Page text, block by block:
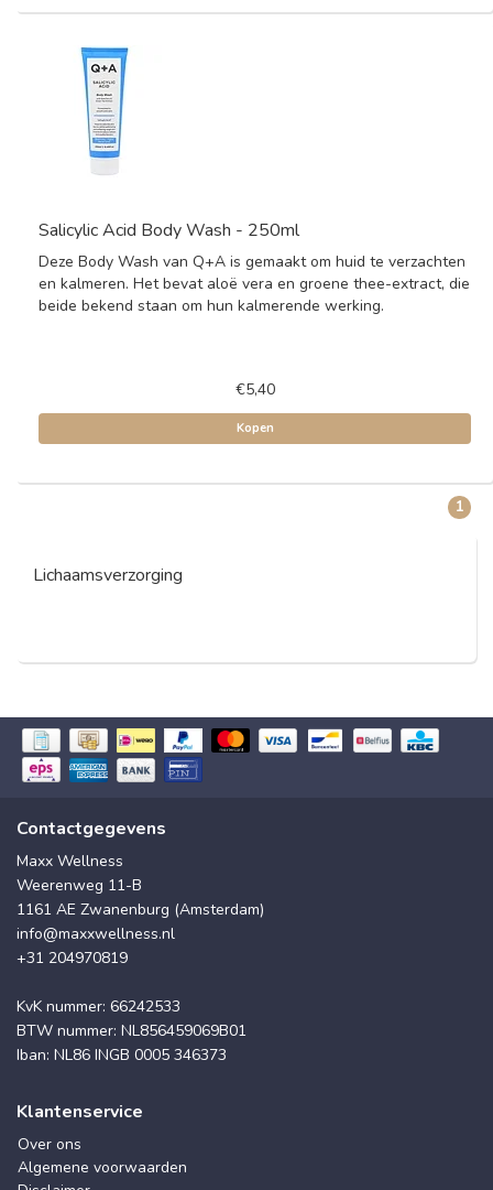
Salicylic Acid Body Wash - 250ml
Deze Body Wash van Q+A is gemaakt om huid te verzachten
en kalmeren. Het bevat aloë vera en groene thee-extract, die
beide bekend staan om hun kalmerende werking.
€5,40
Kopen
1
Lichaamsverzorging
Contactgegevens
Maxx Wellness
Weerenweg 11-B
1161 AE Zwanenburg (Amsterdam)
info@maxxwellness.nl
+31 204970819
KvK nummer: 66242533
BTW nummer: NL856459069B01
Iban: NL86 INGB 0005 346373
Klantenservice
Over ons
Algemene voorwaarden